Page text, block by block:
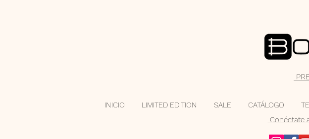
INICIO LIMITED EDITION SALE CATÁLOGO
Conéctate